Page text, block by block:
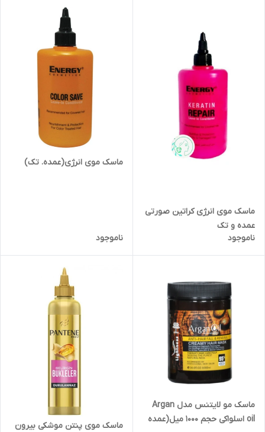
ماسک موی انرژی کراتین صورتی
عمده و تک
ناموجود
ماسک موی انرژی(عمده. تک)
ناموجود
ماسک مو لایتنس مدل Argan
oil اسلواکی حجم ۱۰۰۰ میل(عمده
ماسک موی پنتن موشکی بیرون